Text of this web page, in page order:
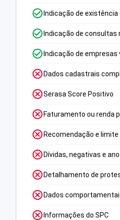
Indicação de
Indicação de consultas
Indicação de empresas
Dados cadastrais
Serasa Score Positivo
Faturamento ou renda
Recomendação e
Dívidas, negativas e
Detalhamento de
Dados
Informações do SPC